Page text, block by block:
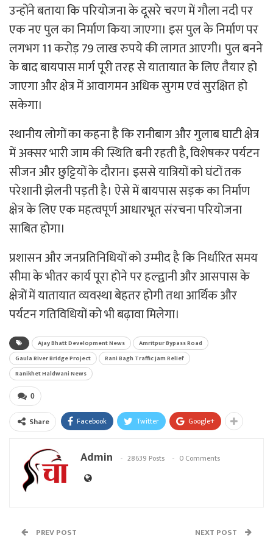
उन्होंने बताया कि परियोजना के दूसरे चरण में गौला नदी पर
एक नए पुल का निर्माण किया जाएगा। इस पुल के निर्माण पर
लगभग 11 करोड़ 79 लाख रुपये की लागत आएगी। पुल बनने
के बाद बायपास मार्ग पूरी तरह से यातायात के लिए तैयार हो
जाएगा और क्षेत्र में आवागमन अधिक सुगम एवं सुरक्षित हो
सकेगा।
स्थानीय लोगों का कहना है कि रानीबाग और गुलाब घाटी क्षेत्र
में अक्सर भारी जाम की स्थिति बनी रहती है, विशेषकर पर्यटन
सीजन और छुट्टियों के दौरान। इससे यात्रियों को घंटों तक
परेशानी झेलनी पड़ती है। ऐसे में बायपास सड़क का निर्माण
क्षेत्र के लिए एक महत्वपूर्ण आधारभूत संरचना परियोजना
साबित होगा।
प्रशासन और जनप्रतिनिधियों को उम्मीद है कि निर्धारित समय
सीमा के भीतर कार्य पूरा होने पर हल्द्वानी और आसपास के
क्षेत्रों में यातायात व्यवस्था बेहतर होगी तथा आर्थिक और
पर्यटन गतिविधियों को भी बढ़ावा मिलेगा।
Ajay Bhatt Development News
Amritpur Bypass Road
Gaula River Bridge Project
Rani Bagh Traffic Jam Relief
Ranikhet Haldwani News
0
Share Facebook Twitter Google+
Admin 28639 Posts 0 Comments
PREV POST NEXT POST